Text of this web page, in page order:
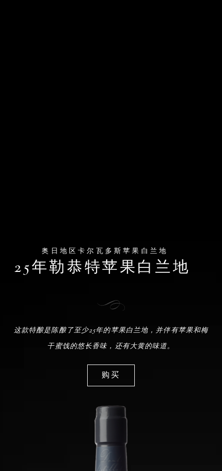
奥日地区卡尔瓦多斯苹果白兰地
25年勒恭特苹果白兰地
这款特酿是陈酿了至少25年的苹果白兰地，并伴有苹果和梅
干蜜饯的悠长香味，还有大黄的味道。
购买